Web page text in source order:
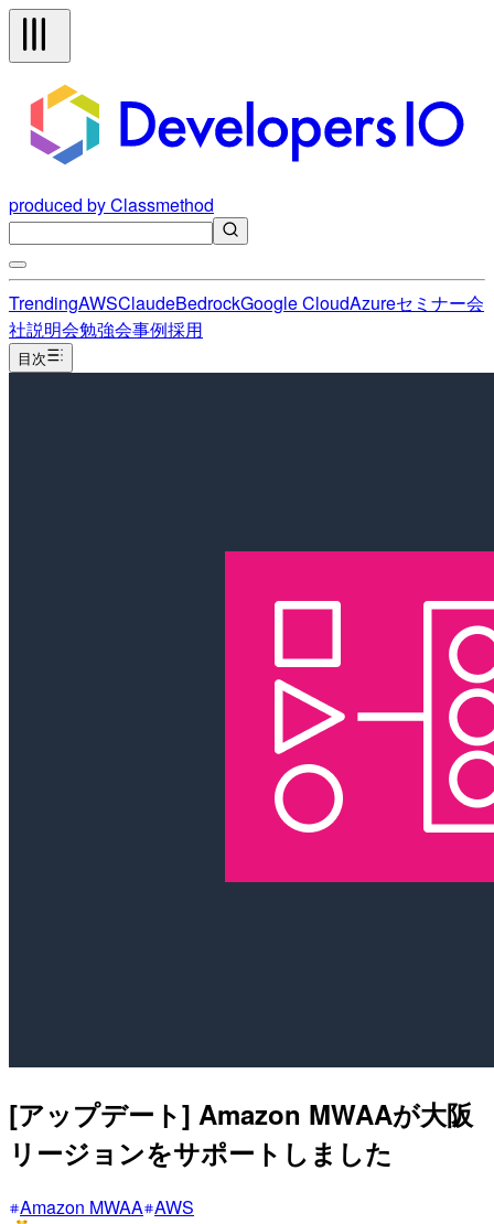
produced by Classmethod
TrendingAWSClaudeBedrockGoogle CloudAzureセミナー会
社説明会勉強会事例採用
目次
[アップデート] Amazon MWAAが大阪
リージョンをサポートしました
Amazon MWAA AWS